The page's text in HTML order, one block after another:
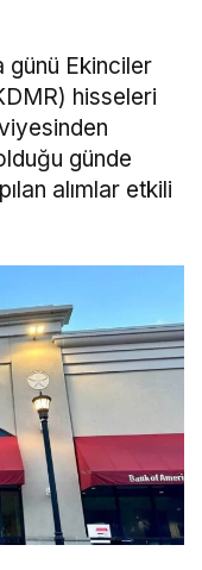
günü Ekinciler
hisseleri
günde
alımlar etkili